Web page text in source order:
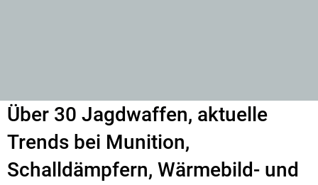
Über 30 Jagdwaffen, aktuelle
Trends bei Munition,
Schalldämpfern, Wärmebild- und